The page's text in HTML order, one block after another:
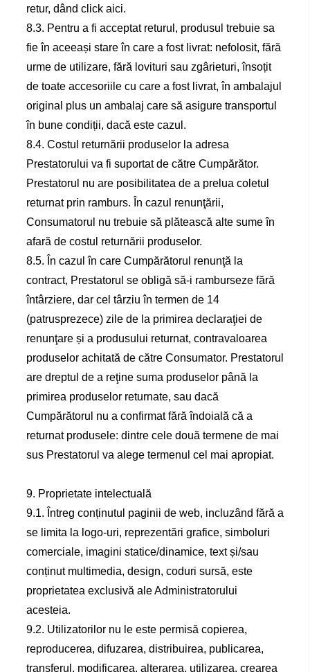
retur, dând click aici.
8.3. Pentru a fi acceptat returul, produsul trebuie sa
fie în aceeași stare în care a fost livrat: nefolosit, fără
urme de utilizare, fără lovituri sau zgârieturi, însoțit
de toate accesoriile cu care a fost livrat, în ambalajul
original plus un ambalaj care să asigure transportul
în bune condiții, dacă este cazul.
8.4. Costul returnării produselor la adresa
Prestatorului va fi suportat de către Cumpărător.
Prestatorul nu are posibilitatea de a prelua coletul
returnat prin ramburs. În cazul renunţării,
Consumatorul nu trebuie să plătească alte sume în
afară de costul returnării produselor.
8.5. În cazul în care Cumpărătorul renunţă la
contract, Prestatorul se obligă să-i ramburseze fără
întârziere, dar cel târziu în termen de 14
(patrusprezece) zile de la primirea declaraţiei de
renunţare și a produsului returnat, contravaloarea
produselor achitată de către Consumator. Prestatorul
are dreptul de a reţine suma produselor până la
primirea produselor returnate, sau dacă
Cumpărătorul nu a confirmat fără îndoială că a
returnat produsele: dintre cele două termene de mai
sus Prestatorul va alege termenul cel mai apropiat.
9. Proprietate intelectuală
9.1. Întreg conținutul paginii de web, incluzând fără a
se limita la logo-uri, reprezentări grafice, simboluri
comerciale, imagini statice/dinamice, text și/sau
conținut multimedia, design, coduri sursă, este
proprietatea exclusivă ale Administratorului
acesteia.
9.2. Utilizatorilor nu le este permisă copierea,
reproducerea, difuzarea, distribuirea, publicarea,
transferul, modificarea, alterarea, utilizarea, crearea